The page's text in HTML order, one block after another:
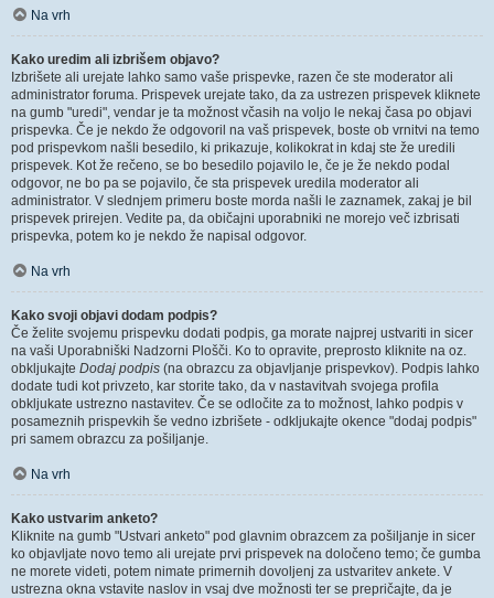
Na vrh
Kako uredim ali izbrišem objavo?
Izbrišete ali urejate lahko samo vaše prispevke, razen če ste moderator ali
administrator foruma. Prispevek urejate tako, da za ustrezen prispevek kliknete
na gumb "uredi", vendar je ta možnost včasih na voljo le nekaj časa po objavi
prispevka. Če je nekdo že odgovoril na vaš prispevek, boste ob vrnitvi na temo
pod prispevkom našli besedilo, ki prikazuje, kolikokrat in kdaj ste že uredili
prispevek. Kot že rečeno, se bo besedilo pojavilo le, če je že nekdo podal
odgovor, ne bo pa se pojavilo, če sta prispevek uredila moderator ali
administrator. V slednjem primeru boste morda našli le zaznamek, zakaj je bil
prispevek prirejen. Vedite pa, da običajni uporabniki ne morejo več izbrisati
prispevka, potem ko je nekdo že napisal odgovor.
Na vrh
Kako svoji objavi dodam podpis?
Če želite svojemu prispevku dodati podpis, ga morate najprej ustvariti in sicer
na vaši Uporabniški Nadzorni Plošči. Ko to opravite, preprosto kliknite na oz.
obkljukajte Dodaj podpis (na obrazcu za objavljanje prispevkov). Podpis lahko
dodate tudi kot privzeto, kar storite tako, da v nastavitvah svojega profila
obkljukate ustrezno nastavitev. Če se odločite za to možnost, lahko podpis v
posameznih prispevkih še vedno izbrišete - odkljukajte okence "dodaj podpis"
pri samem obrazcu za pošiljanje.
Na vrh
Kako ustvarim anketo?
Kliknite na gumb "Ustvari anketo" pod glavnim obrazcem za pošiljanje in sicer
ko objavljate novo temo ali urejate prvi prispevek na določeno temo; če gumba
ne morete videti, potem nimate primernih dovoljenj za ustvaritev ankete. V
ustrezna okna vstavite naslov in vsaj dve možnosti ter se prepričajte, da je